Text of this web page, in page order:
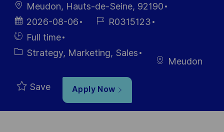
LocationMeudon, Hauts-de-Seine, 92190
Posted
Date
2026-08-06
Job R0315123
Hiring
Type
Full time
Category
Strategy, Marketing, Sales
Meudon
Save Apply Now